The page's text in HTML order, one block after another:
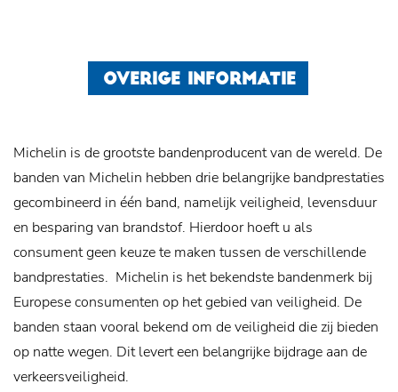
OVERIGE INFORMATIE
Michelin is de grootste bandenproducent van de wereld. De
banden van Michelin hebben drie belangrijke bandprestaties
gecombineerd in één band, namelijk veiligheid, levensduur
en besparing van brandstof. Hierdoor hoeft u als
consument geen keuze te maken tussen de verschillende
bandprestaties. Michelin is het bekendste bandenmerk bij
Europese consumenten op het gebied van veiligheid. De
banden staan vooral bekend om de veiligheid die zij bieden
op natte wegen. Dit levert een belangrijke bijdrage aan de
verkeersveiligheid.